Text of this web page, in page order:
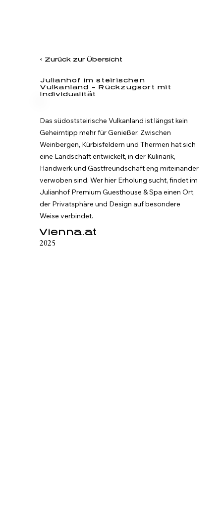
< Zurück zur Übersicht
Julianhof im steirischen
Vulkanland – Rückzugsort mit
Individualität
Das südoststeirische Vulkanland ist längst kein
Geheimtipp mehr für Genießer. Zwischen
Weinbergen, Kürbisfeldern und Thermen hat sich
eine Landschaft entwickelt, in der Kulinarik,
Handwerk und Gastfreundschaft eng miteinander
verwoben sind. Wer hier Erholung sucht, findet im
Julianhof Premium Guesthouse & Spa einen Ort,
der Privatsphäre und Design auf besondere
Weise verbindet.
Vienna.at
2025